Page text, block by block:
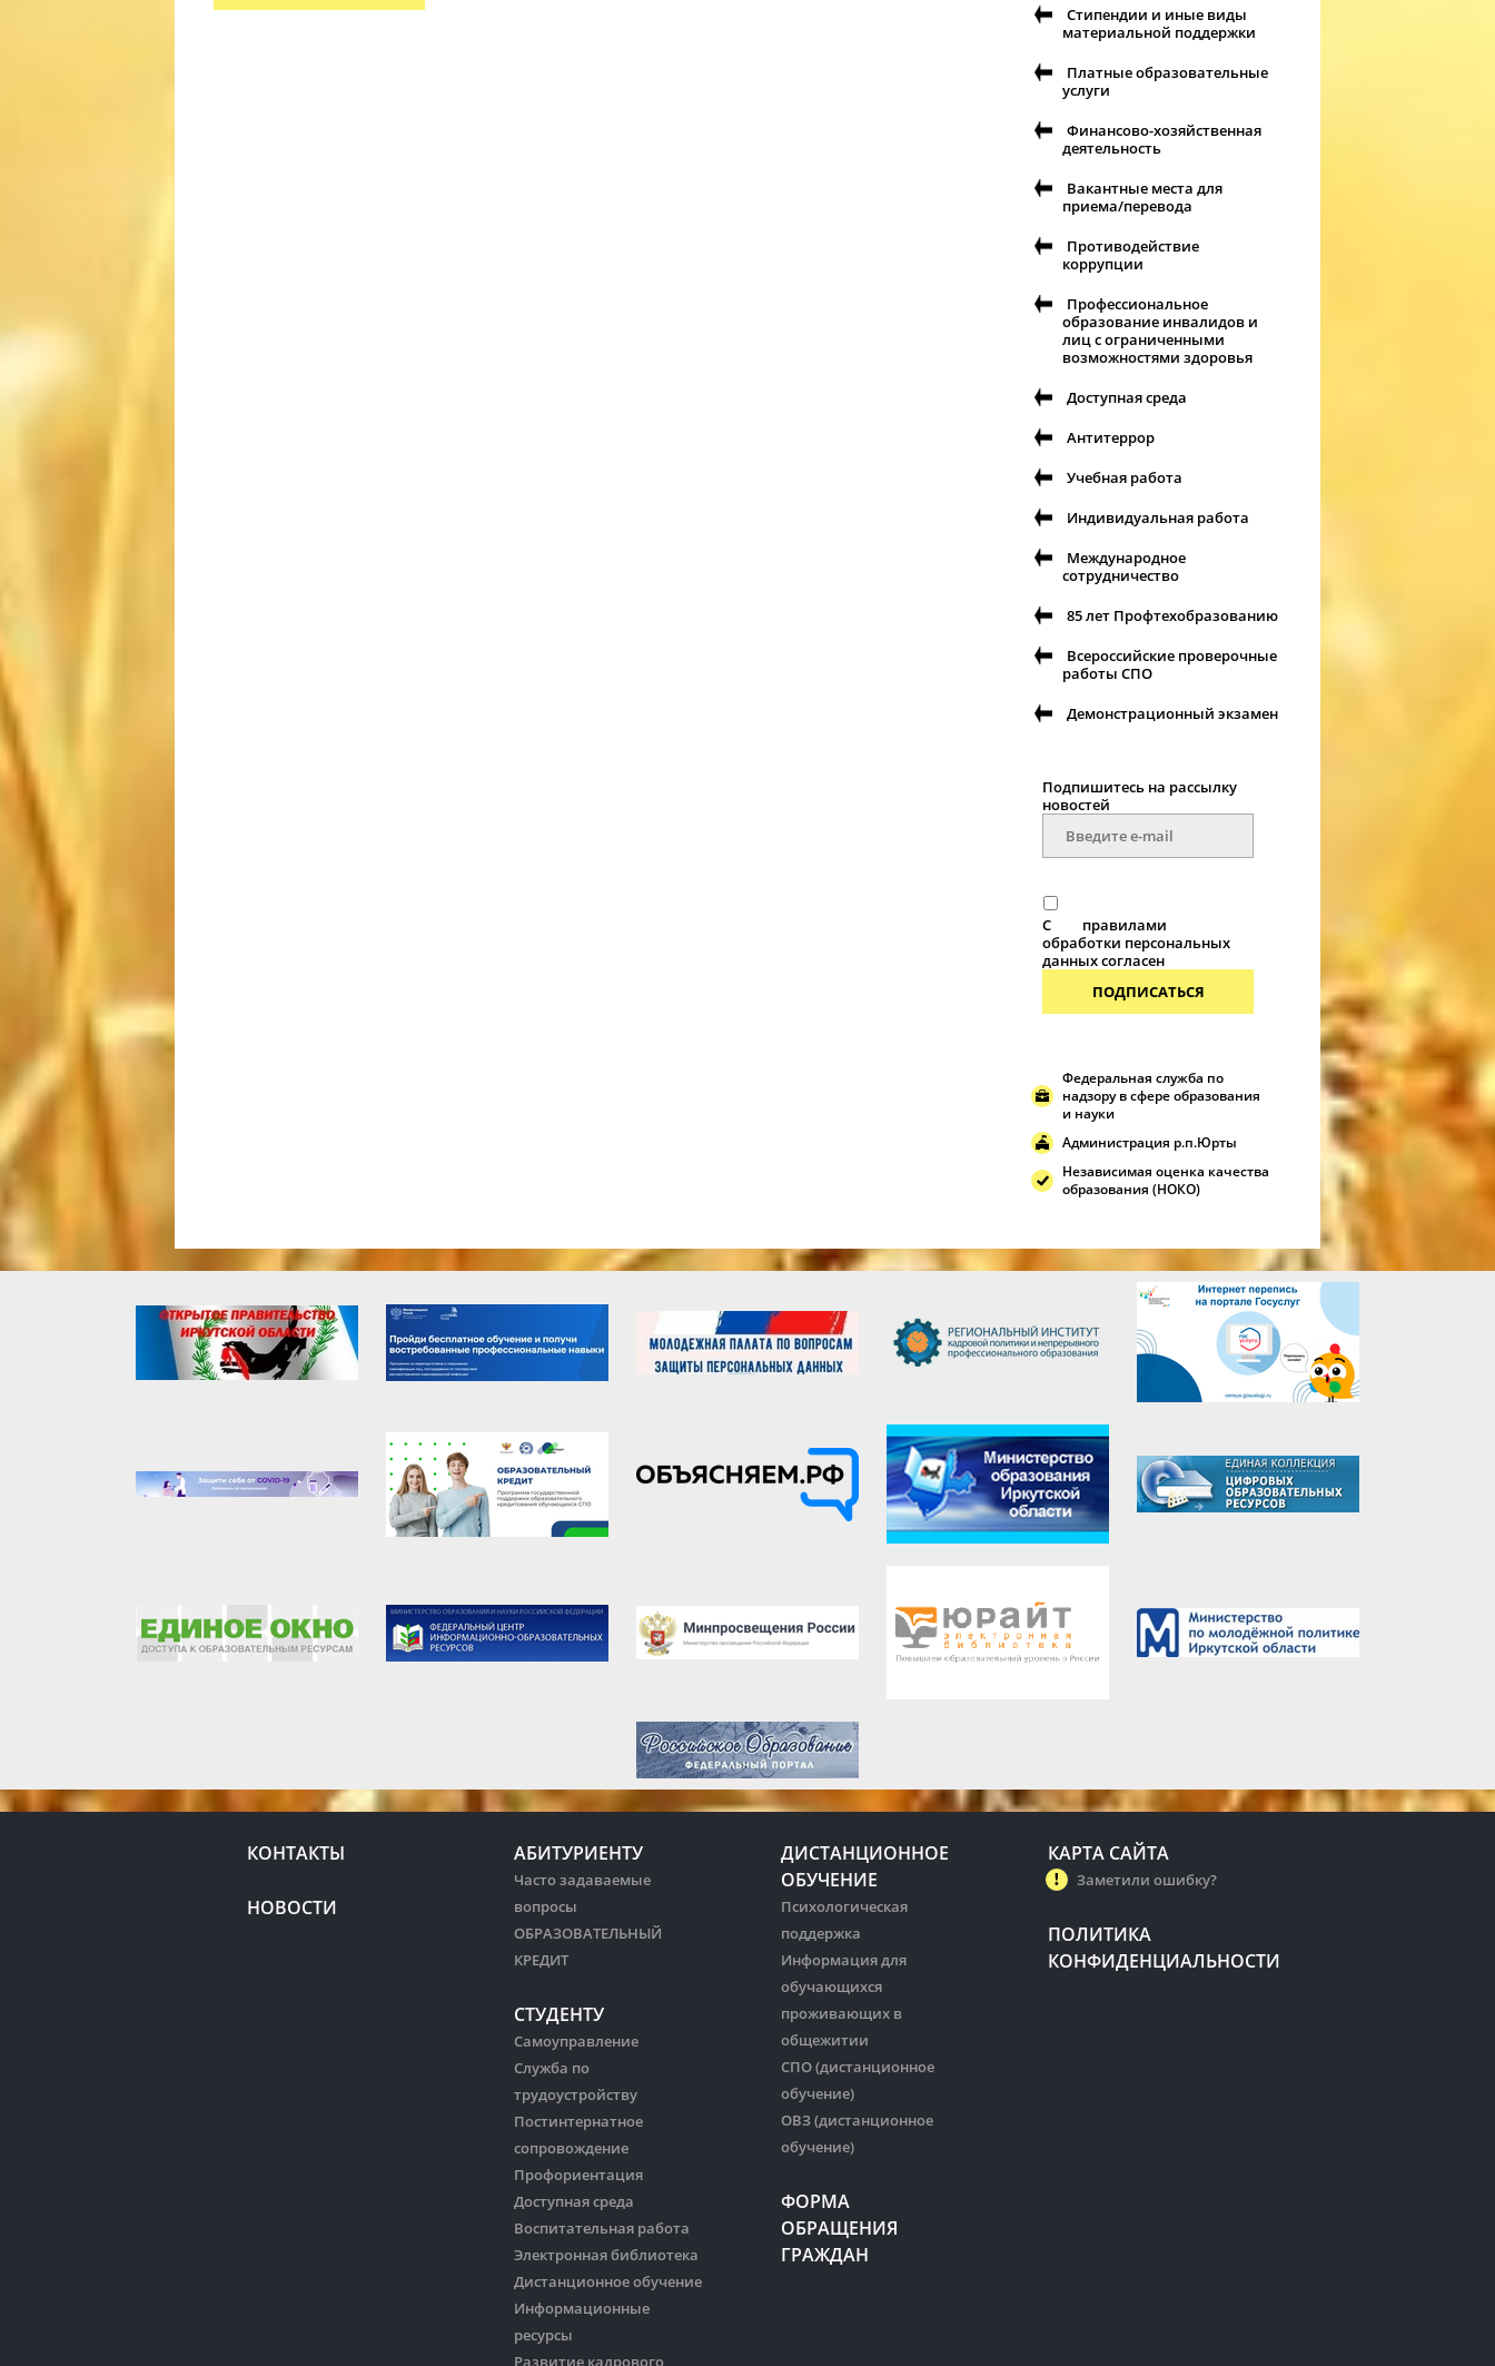
Стипендии и иные виды
материальной поддержки
Платные образовательные
услуги
Финансово-хозяйственная
деятельность
Вакантные места для
приема/перевода
Противодействие
коррупции
Профессиональное
образование инвалидов и
лиц с ограниченными
возможностями здоровья
Доступная среда
Антитеррор
Учебная работа
Индивидуальная работа
Международное
сотрудничество
85 лет Профтехобразованию
Всероссийские проверочные
работы СПО
Демонстрационный экзамен
Подпишитесь на рассылку
новостей
С
правилами
обработки персональных
данных согласен
ПОДПИСАТЬСЯ
Федеральная служба по
надзору в сфере образования
и науки
Администрация р.п.Юрты
Независимая оценка качества
образования (НОКО)
КОНТАКТЫ
НОВОСТИ
АБИТУРИЕНТУ
Часто задаваемые
вопросы
ОБРАЗОВАТЕЛЬНЫЙ
КРЕДИТ
СТУДЕНТУ
Самоуправление
Служба по
трудоустройству
Постинтернатное
сопровождение
Профориентация
Доступная среда
Воспитательная работа
Электронная библиотека
Дистанционное обучение
Информационные
ресурсы
Развитие кадрового
ДИСТАНЦИОННОЕ
ОБУЧЕНИЕ
Психологическая
поддержка
Информация для
обучающихся
проживающих в
общежитии
СПО (дистанционное
обучение)
ОВЗ (дистанционное
обучение)
ФОРМА
ОБРАЩЕНИЯ
ГРАЖДАН
КАРТА САЙТА
Заметили ошибку?
ПОЛИТИКА
КОНФИДЕНЦИАЛЬНОСТИ